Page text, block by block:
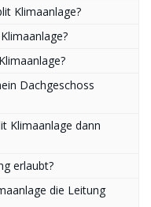
Klimaanlage?
Dachgeschoss
Klimaanlage dann
erlaubt?
die Leitung